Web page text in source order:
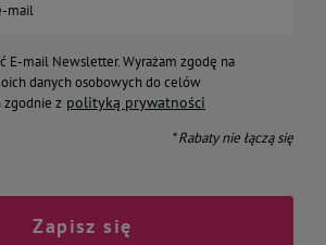
mail
E-mail Newsletter. Wyrażam zgodę na
danych osobowych do celów
z polityką prywatności
* Rabaty nie łączą się
Zapisz się